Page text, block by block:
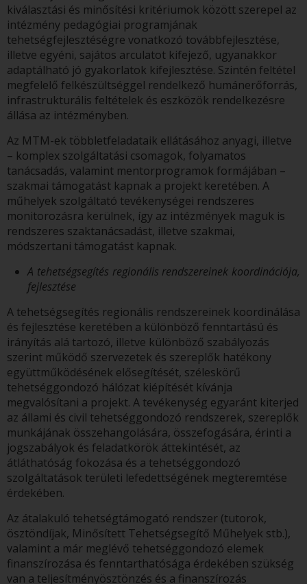
kiválasztási és minősítési kritériumok között szerepel az
intézmény pedagógiai programjának
tehetségfejlesztéségre vonatkozó továbbfejlesztése,
illetve egyéni, sajátos arculatot kifejező, ugyanakkor
adaptálható jó gyakorlatok kifejlesztése. Szintén feltétel
megfelelő felkészültséggel rendelkező humánerőforrás,
infrastrukturális feltételek és eszközök rendelkezésre
állása az intézményben.
Az MTM-ek többletfeladataik ellátásához anyagi, illetve
– komplex szolgáltatási csomagok, folyamatos
tanácsadás, valamint mentorprogramok formájában –
szakmai támogatást kapnak a projekt keretében. A
műhelyek szolgáltató tevékenységei rendszeres
monitorozásra kerülnek, így az intézmények maguk is
rendszeres szaktanácsadást, illetve szakmai,
módszertani támogatást kapnak.
A tehetségsegítés regionális rendszereinek koordinációja,
fejlesztése
A tehetségsegítés regionális rendszereinek koordinálása
és fejlesztése keretében a különböző fenntartású és
irányítás alá tartozó, illetve különböző szabályozás
szerint működő szervezetek és szereplők hatékony
együttműködésének elősegítését, széleskörű
tehetséggondozó hálózat kiépítését kívánja
megvalósítani a projekt. A tevékenység egyaránt kiterjed
az állami és civil tehetséggondozó rendszerek, szereplők
munkájának összehangolására, összefogására, érinti a
jogszabályok és feladatkörök áttekintését, az
átláthatóság fokozása és a tehetséggondozó
szolgáltatások területi lefedettségének megteremtése
érdekében.
Az átalakuló tehetségtámogató rendszer (tutorok,
ösztöndíjak, Minősített Tehetségsegítő Műhelyek stb.),
valamint a már meglévő tehetséggondozó elemek
finanszírozása és fenntarthatósága érdekében szükség
van a teljesítményösztönzés és a finanszírozás